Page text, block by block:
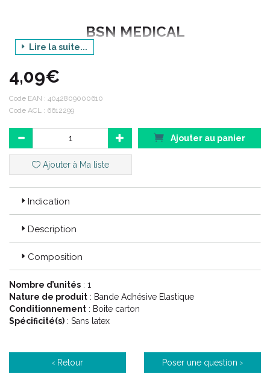
BSN MEDICAL
Produit : HYPAFIX
Lire la suite...
4,09€
Code EAN : 4042809000610
Code ACL : 6612299
Ajouter au panier
Ajouter à Ma liste
Indication
Description
Composition
Nombre d’unités : 1
Nature de produit : Bande Adhésive Elastique
Conditionnement : Boite carton
Spécificité(s) : Sans latex
‹ Retour Poser une question ›